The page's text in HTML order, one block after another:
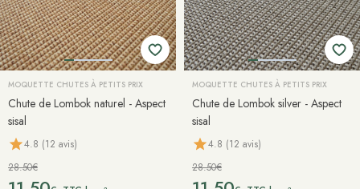
MOQUETTE CHUTES À PETITS PRIX
Chute de Lombok naturel - Aspect
sisal
4.8 (12 avis)
28.50€
MOQUETTE CHUTES À PETITS PRIX
Chute de Lombok silver - Aspect
sisal
4.8 (12 avis)
28.50€